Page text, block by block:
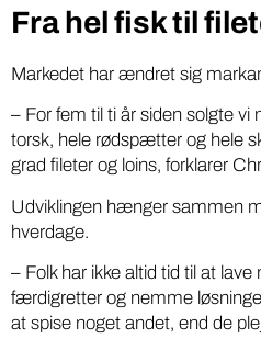
Fra hel fisk til
Markedet har ændret sig
– For fem til ti år siden solgte
torsk, hele rødspætter og hele
grad fileter og loins, forklarer
Udviklingen hænger sammen
hverdage.
– Folk har ikke altid tid til at
færdigretter og nemme
at spise noget andet, end de